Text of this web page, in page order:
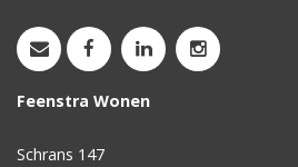
Feenstra Wonen
Schrans 147